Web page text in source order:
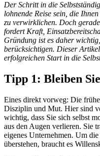
Der Schritt in die
lohnende Reise sein, die
zu verwirklichen. Doch
fordert Kraft,
Gründung ist es daher
berücksichtigen. Dieser
erfolgreichen Start in die
Tipp 1: Bleiben
Eines direkt vorweg: Die
Disziplin und Mut. Hier sind
wichtig, dass Sie sich selbst
aus den Augen verlieren. Sie
eigenes Unternehmen. Um
überstehen, braucht es